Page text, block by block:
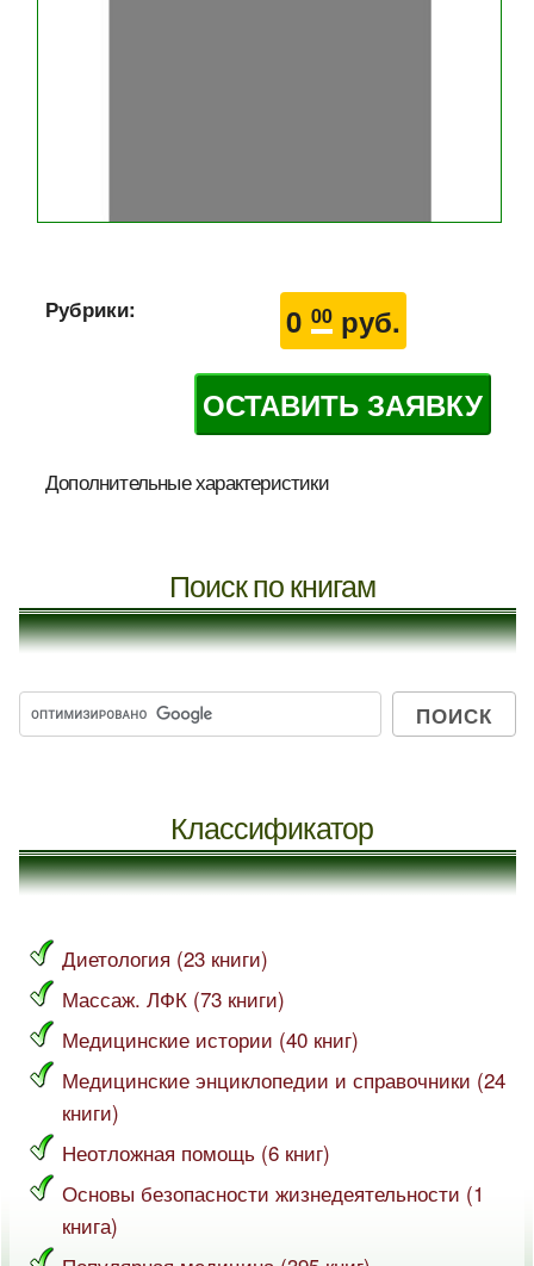
0 00руб.
ОСТАВИТЬ ЗАЯВКУ
Рубрики:
Дополнительные характеристики
Поиск по книгам
Классификатор
Диетология (23 книги)
Массаж. ЛФК (73 книги)
Медицинские истории (40 книг)
Медицинские энциклопедии и справочники (24
книги)
Неотложная помощь (6 книг)
Основы безопасности жизнедеятельности (1
книга)